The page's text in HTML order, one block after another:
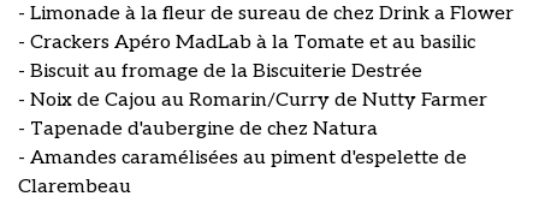
- Limonade à la fleur de sureau de chez Drink a Flower
- Crackers Apéro MadLab à la Tomate et au basilic
- Biscuit au fromage de la Biscuiterie Destrée
- Noix de Cajou au Romarin/Curry de Nutty Farmer
- Tapenade d'aubergine de chez Natura
- Amandes caramélisées au piment d'espelette de
Clarembeau